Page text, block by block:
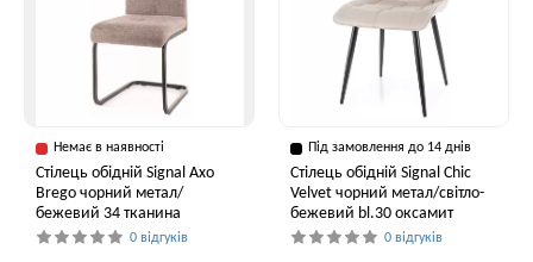
Немає в наявності
Стілець обідній Signal Axo
Brego чорний метал/
бежевий 34 тканина
0 відгуків
Під замовлення до 14 днів
Стілець обідній Signal Chic
Velvet чорний метал/світло-
бежевий bl.30 оксамит
0 відгуків